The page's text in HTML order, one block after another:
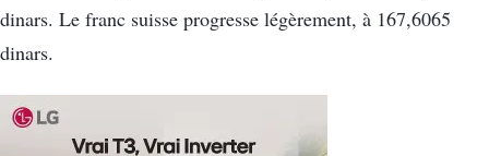
dinars. Le franc suisse progresse légèrement, à 167,6065
dinars.